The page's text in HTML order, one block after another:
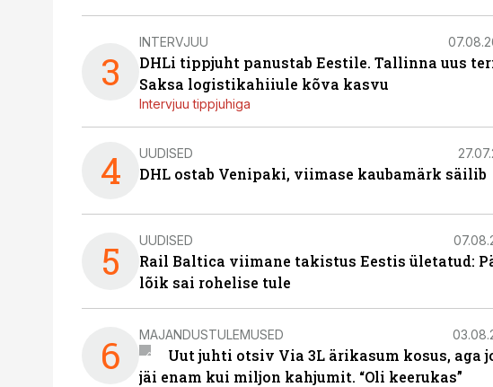
3
INTERVJUU
DHLi tippjuht panustab Eestile. Tallinna uus
Saksa logistikahiiule kõva kasvu
Intervjuu tippjuhiga
4 UUDISED
DHL ostab Venipaki, viimase kaubamärk säilib
5 UUDISED
Rail Baltica viimane takistus Eestis ületatud:
lõik sai rohelise tule
6 MAJANDUSTULEMUSED
Uut juhti otsiv Via 3L ärikasum kosus, aga
jäi enam kui miljon kahjumit. “Oli keerukas”